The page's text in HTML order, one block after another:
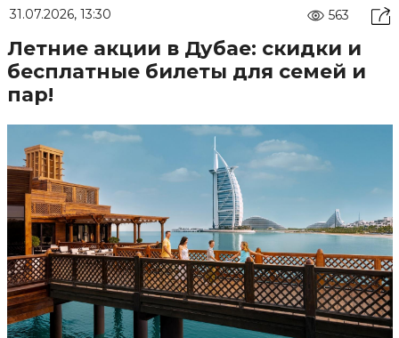
31.07.2026, 13:30 563
Летние акции в Дубае: скидки и
бесплатные билеты для семей и
пар!